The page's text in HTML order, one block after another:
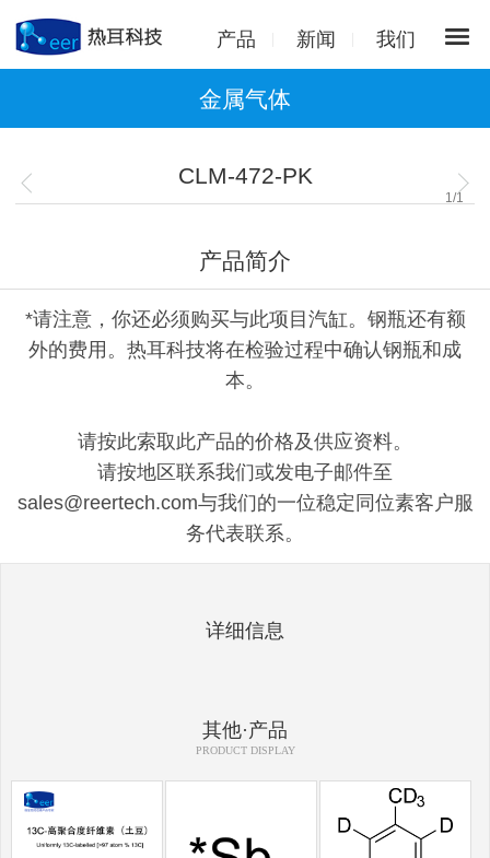
产品 新闻 我们
金属气体
CLM-472-PK
1 /1
产品简介
*请注意，你还必须购买与此项目汽缸。钢瓶还有额
外的费用。热耳科技将在检验过程中确认钢瓶和成
本。
请按此索取此产品的价格及供应资料。
请按地区联系我们或发电子邮件至
sales@reertech.com与我们的一位稳定同位素客户服
务代表联系。
详细信息
其他·产品
PRODUCT DISPLAY